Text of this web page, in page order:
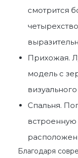
смотрится
Прихожая.
модель с
Спальня.
Благодаря